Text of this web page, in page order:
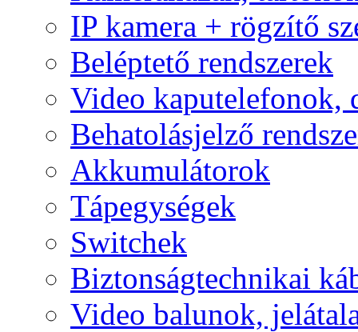
IP kamera + rögzítő
Beléptető rendszerek
Video kaputelefonok,
Behatolásjelző
Akkumulátorok
Tápegységek
Switchek
Biztonságtechnikai
Video balunok,